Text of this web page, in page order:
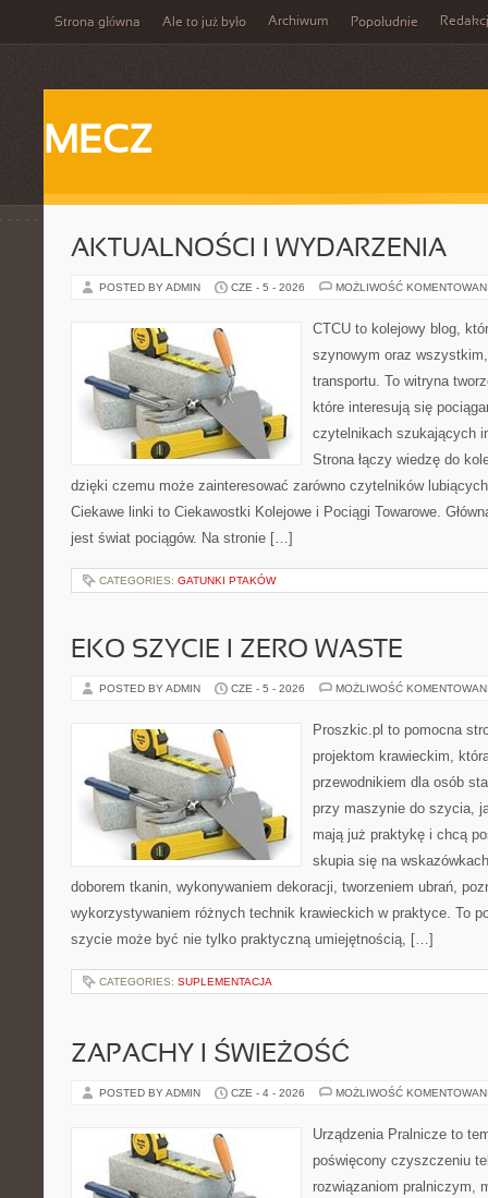
Strona główna Ale to już było Archiwum Popołudnie
MECZ
AKTUALNOŚCI I WYDARZENIA
POSTED BY ADMIN CZE - 5 - 2026 MOŻLIWOŚĆ
CTCU to kolejowy blog,
szynowym oraz
transportu. To witryna
które interesują się
czytelnikach szukających
Strona łączy wiedzę do
dzięki czemu może zainteresować zarówno czytelników
Ciekawe linki to Ciekawostki Kolejowe i Pociągi Towarowe.
jest świat pociągów. Na stronie […]
CATEGORIES: GATUNKI PTAKÓW
EKO SZYCIE I ZERO WASTE
POSTED BY ADMIN CZE - 5 - 2026 MOŻLIWOŚĆ
Proszkic.pl to pomocna
projektom krawieckim,
przewodnikiem dla osób
przy maszynie do szycia,
mają już praktykę i chcą
skupia się na
doborem tkanin, wykonywaniem dekoracji, tworzeniem ubrań,
wykorzystywaniem różnych technik krawieckich w praktyce. To
szycie może być nie tylko praktyczną umiejętnością, […]
CATEGORIES: SUPLEMENTACJA
ZAPACHY I ŚWIEŻOŚĆ
POSTED BY ADMIN CZE - 4 - 2026 MOŻLIWOŚĆ
Urządzenia Pralnicze to
poświęcony czyszczeniu
rozwiązaniom pralniczym,